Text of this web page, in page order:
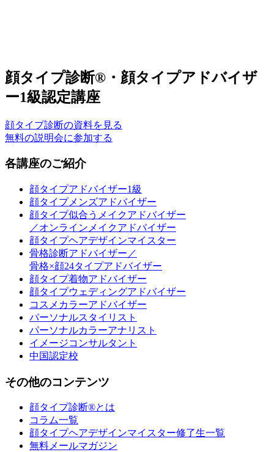
顔タイプ診断®・顔タイプアドバイザ
ー1級認定講座
顔タイプ診断の資料を見る
無料の説明会に参加する
各講座のご紹介
顔タイプアドバイザー1級
顔タイプメンズアドバイザー
顔タイプ似合うメイクアドバイザー
／オンラインメイクアドバイザー
顔タイプヘアデザインマイスター
骨格診断アドバイザー／
骨格×顔24タイプアドバイザー
顔タイプ着物アドバイザー
顔タイプウェディングアドバイザー
コスメカラーアドバイザー
パーソナルスタイリスト
パーソナルカラーアナリスト
イメージコンサルタント
中国認定校
その他のコンテンツ
顔タイプ診断®とは
コラム一覧
顔タイプヘアデザインマイスター修了生一覧
無料メールマガジン